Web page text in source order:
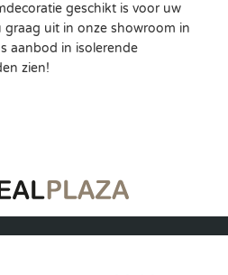
geschikt is voor uw
uit in onze showroom in
aanbod in isolerende
zien!